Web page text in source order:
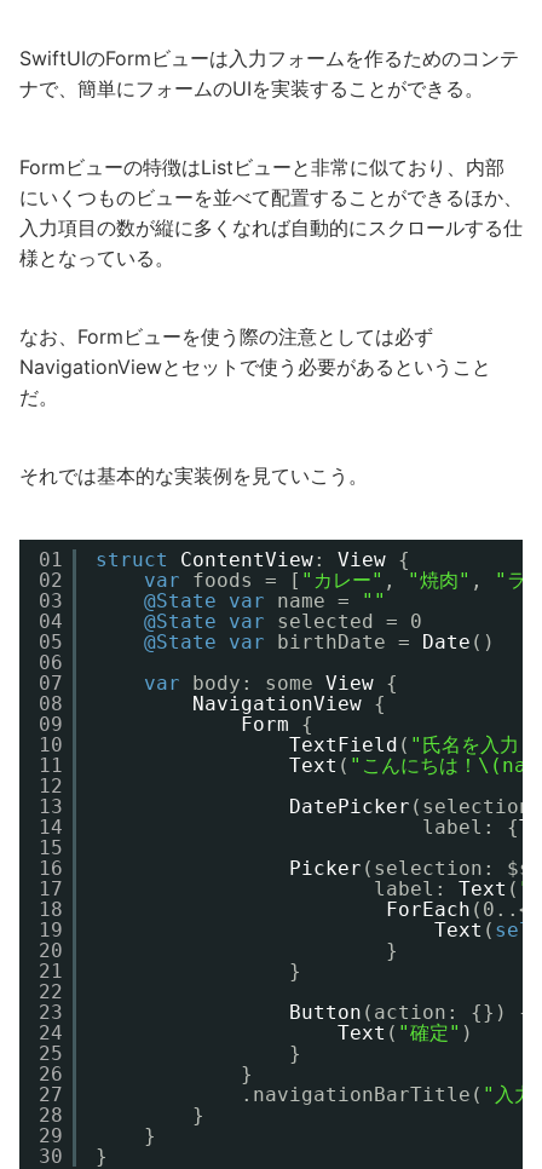
SwiftUIのFormビューは入力フォームを作るためのコンテ
ナで、簡単にフォームのUIを実装することができる。
Formビューの特徴はListビューと非常に似ており、内部
にいくつものビューを並べて配置することができるほか、
入力項目の数が縦に多くなれば自動的にスクロールする仕
様となっている。
なお、Formビューを使う際の注意としては必ず
NavigationViewとセットで使う必要があるということ
だ。
それでは基本的な実装例を見ていこう。
01
02
03
04
05
06
07
08
09
10
11
12
13
14
15
16
17
18
19
20
21
22
23
24
25
26
27
28
29
30
struct ContentView: View {
var
foods = [ "カレー" , "焼肉" ,
"ラ
@State
var name =
""
@State
var
selected = 0
@State
var birthDate = Date ()
var
body: some View {
NavigationView {
Form
{
TextField ( "氏名を入力
Text ( "こんにちは！
DatePicker
label: {
Picker (selection:
label: Text ( "
ForEach
Text ( self
}
}
Button (action: {}) {
Text ( "確定" )
}
}
.navigationBarTitle( "入力
}
}
}